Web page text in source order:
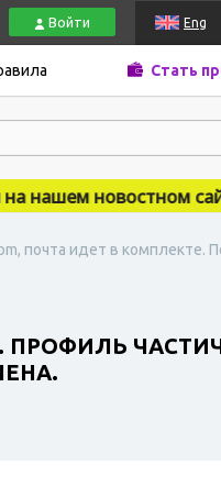
Войти Eng
Стать
новостном
почта идет в комплекте.
ПРОФИЛЬ